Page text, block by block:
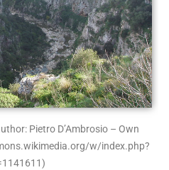
Pietro D’Ambrosio – Own
w/index.php?